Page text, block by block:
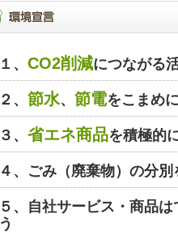
１、 CO2削減につながる
２、 節水、 節電をこまめ
３、 省エネ商品を積極的
４、ごみ（廃棄物）の分別
５、自社サービス・商品
う